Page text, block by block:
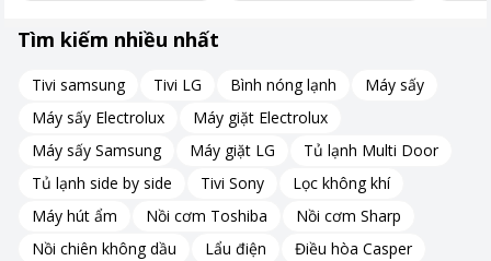
Tìm kiếm nhiều nhất
Tivi samsung Tivi LG Bình nóng lạnh
Máy sấy
Máy sấy Electrolux
Máy giặt Electrolux
Máy sấy Samsung
Máy giặt LG
Tủ lạnh Multi Door
Tủ lạnh side by side
Tivi Sony
Lọc không khí
Máy hút ẩm
Nồi cơm Toshiba
Nồi cơm Sharp
Nồi chiên không dầu
Lẩu điện
Điều hòa Casper